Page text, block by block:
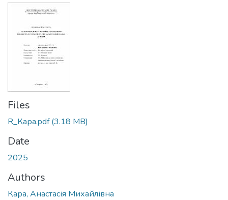
Files
R_Кара.pdf(3.18 MB)
Date
2025
Authors
Кара, Анастасія Михайлівна